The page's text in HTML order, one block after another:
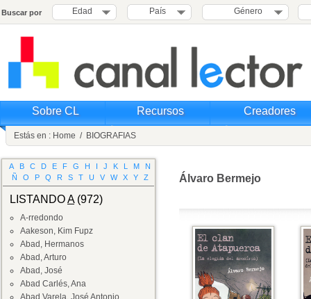
Buscar por Edad País Género
Sobre CL Recursos Creadores
Estás en : Home / BIOGRAFIAS
A B C D E F G H I J K L M
N
Ñ
O P Q R S T U V W X Y Z
LISTANDOA(972)
A-rredondo
Aakeson, Kim Fupz
Abad, Hermanos
Abad, Arturo
Abad, José
Abad Carlés, Ana
Abad Varela, José Antonio
Álvaro Bermejo